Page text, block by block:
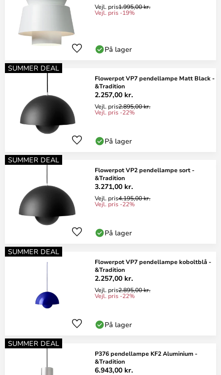
Vejl. pris1.995,00 kr.
Vejl. pris -19%
På lager
SUMMER DEAL
Flowerpot VP7 pendellampe Matt Black -
&Tradition
2.257,00 kr.
Vejl. pris2.895,00 kr.
Vejl. pris -22%
På lager
SUMMER DEAL
Flowerpot VP2 pendellampe sort -
&Tradition
3.271,00 kr.
Vejl. pris4.195,00 kr.
Vejl. pris -22%
På lager
SUMMER DEAL
Flowerpot VP7 pendellampe koboltblå -
&Tradition
2.257,00 kr.
Vejl. pris2.895,00 kr.
Vejl. pris -22%
På lager
SUMMER DEAL
P376 pendellampe KF2 Aluminium -
&Tradition
6.943,00 kr.